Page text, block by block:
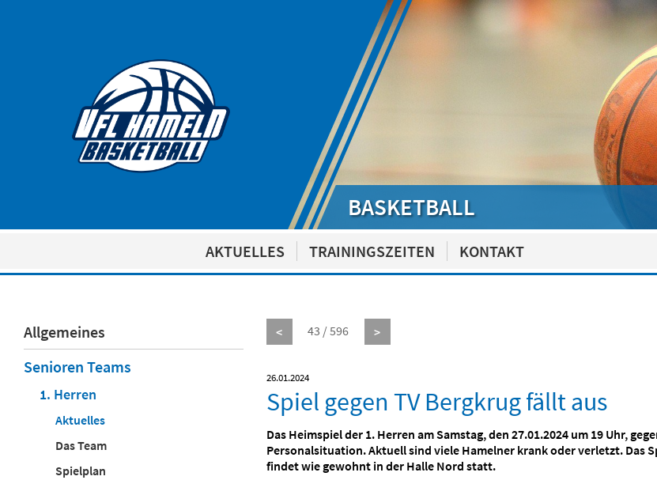
BASKETBALL
AKTUELLES TRAININGSZEITEN KONTAKT
Allgemeines
Senioren Teams
1. Herren
Aktuelles
Das Team
Spielplan
< 43 / 596 >
26.01.2024
Spiel gegen TV Bergkrug fällt aus
Das Heimspiel der 1. Herren am Samstag, den 27.01.2024 um 19 Uhr,
Personalsituation. Aktuell sind viele Hamelner krank oder verletzt. Das
findet wie gewohnt in der Halle Nord statt.